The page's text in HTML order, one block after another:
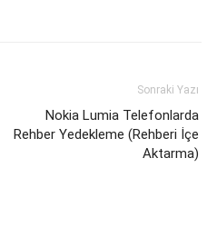
Sonraki Yazı
Nokia Lumia Telefonlarda
Rehber Yedekleme (Rehberi İçe
Aktarma)